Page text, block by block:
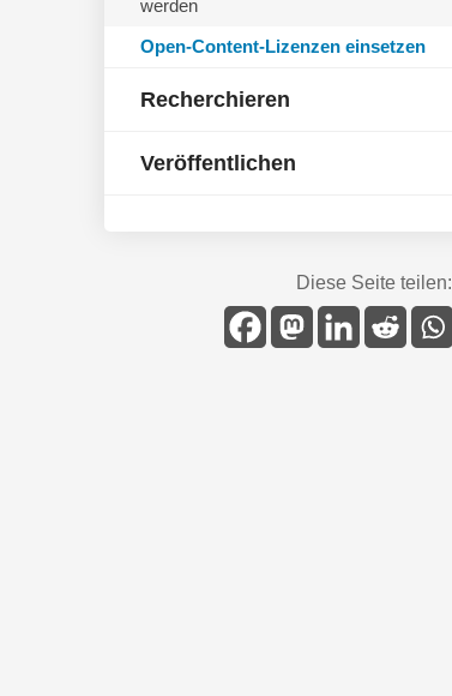
werden
Open-Content-Lizenzen einsetzen
Recherchieren
Veröffentlichen
Diese Seite teilen: